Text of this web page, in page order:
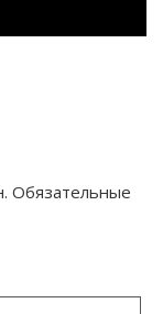
Обязательные